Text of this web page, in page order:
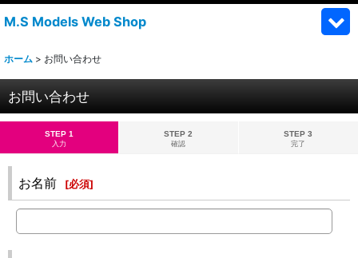
M.S Models Web Shop
ホーム > お問い合わせ
お問い合わせ
STEP 1
入力
STEP 2
確認
STEP 3
完了
お名前 [必須]